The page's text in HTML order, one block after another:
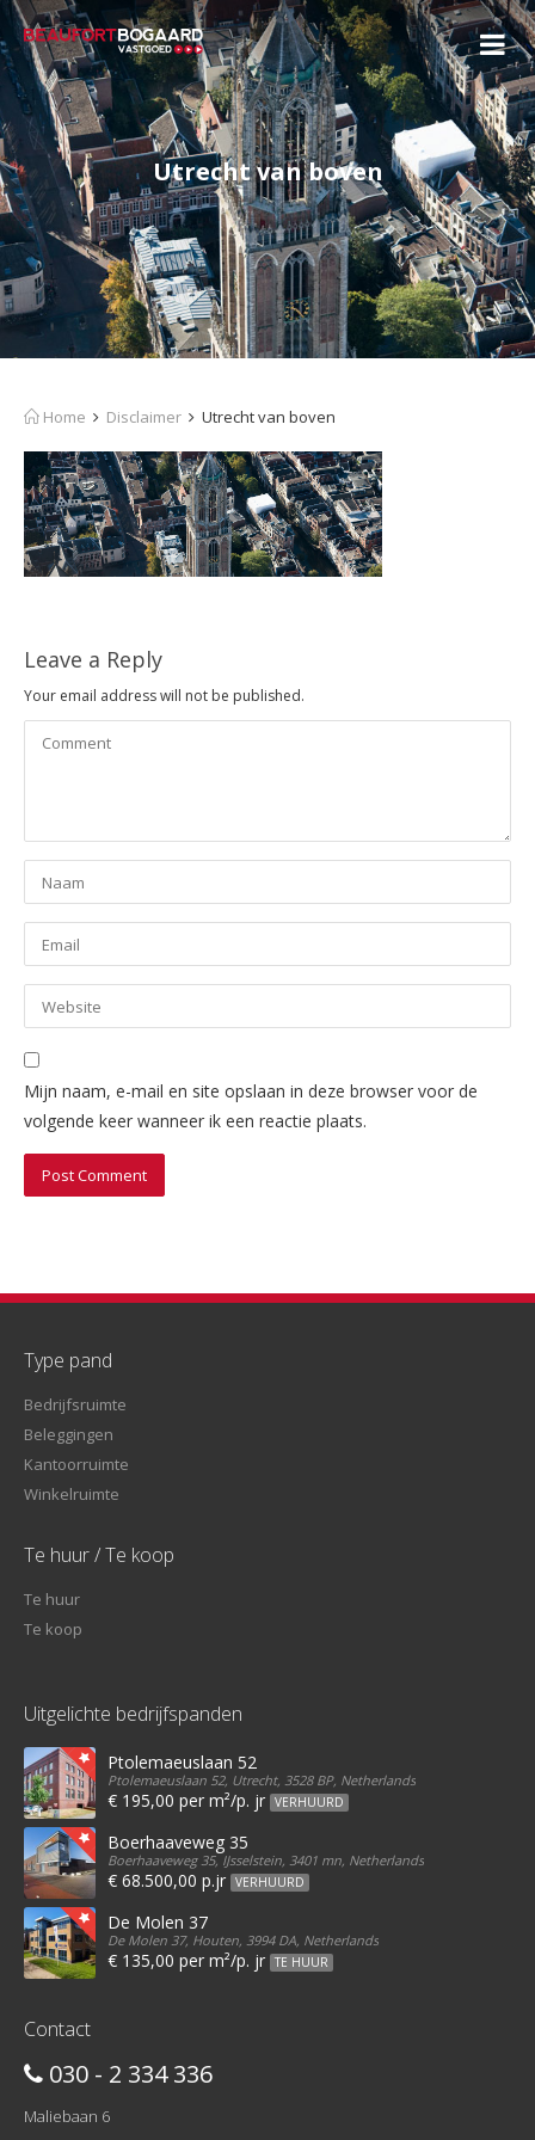
Utrecht van boven
Home Disclaimer Utrecht van boven
Leave a Reply
Your email address will not be published.
Mijn naam, e-mail en site opslaan in deze browser voor de
volgende keer wanneer ik een reactie plaats.
Type pand
Bedrijfsruimte
Beleggingen
Kantoorruimte
Winkelruimte
Te huur / Te koop
Te huur
Te koop
Uitgelichte bedrijfspanden
Ptolemaeuslaan 52
Ptolemaeuslaan 52, Utrecht, 3528 BP, Netherlands
€ 195,00 per m²/p. jr VERHUURD
Boerhaaveweg 35
Boerhaaveweg 35, IJsselstein, 3401 mn, Netherlands
€ 68.500,00 p.jr VERHUURD
De Molen 37
De Molen 37, Houten, 3994 DA, Netherlands
€ 135,00 per m²/p. jr TE HUUR
Contact
030 - 2 334 336
Maliebaan 6